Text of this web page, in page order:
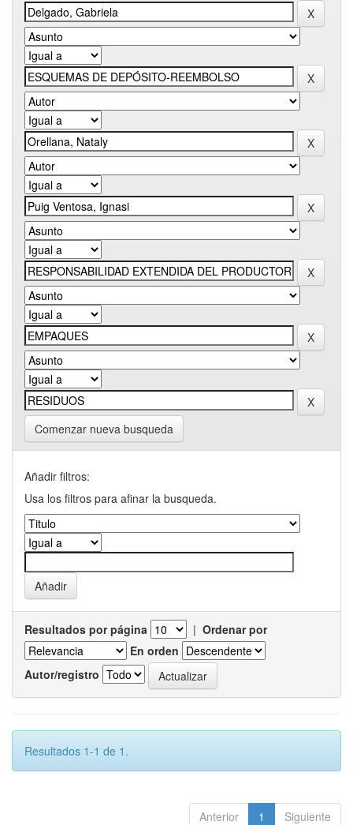
Comenzar nueva busqueda
Añadir filtros:
Usa los filtros para afinar la busqueda.
Resultados por página | Ordenar por
En orden
Autor/registro
Resultados 1-1 de 1.
Anterior 1 Siguiente